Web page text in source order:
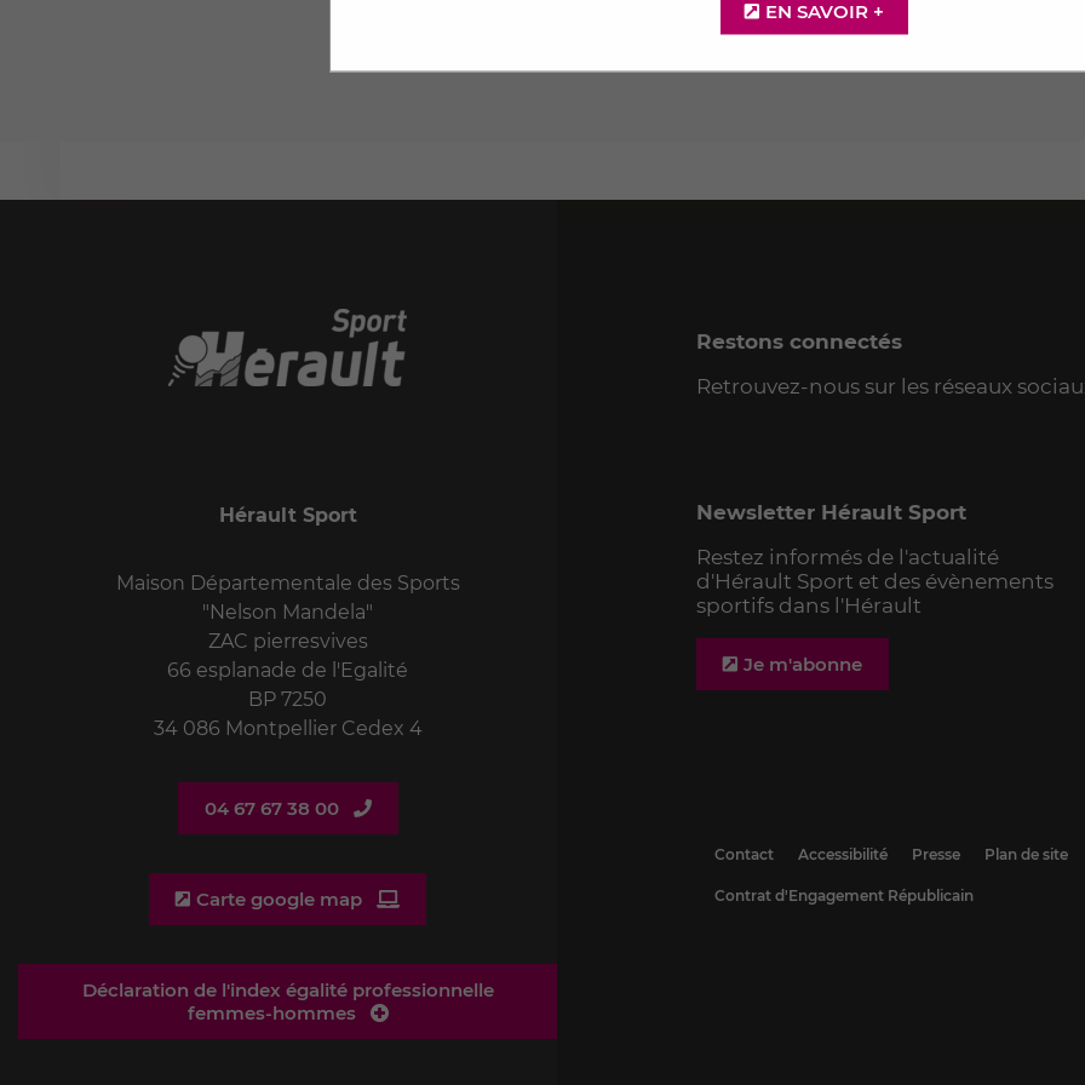
EN SAVOIR +
Hérault Sport
Maison Départementale des Sports
"Nelson Mandela"
ZAC pierresvives
66 esplanade de l'Egalité
BP 7250
34 086 Montpellier Cedex 4
04 67 67 38 00
Carte google map
Déclaration de l'index égalité professionnelle
femmes-hommes
Restons connectés
Retrouvez-nous sur les réseaux
Newsletter Hérault Sport
Restez informés de l'actualité
d'Hérault Sport et des évènements
sportifs dans l'Hérault
Je m'abonne
Contact Accessibilité Presse Plan de site
Contrat d'Engagement Républicain